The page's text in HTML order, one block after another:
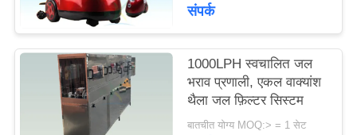
संपर्क
1000LPH स्वचालित जल
भराव प्रणाली, एकल वाक्यांश
थैला जल फ़िल्टर सिस्टम
बातचीत योग्य MOQ:> = 1 सेट